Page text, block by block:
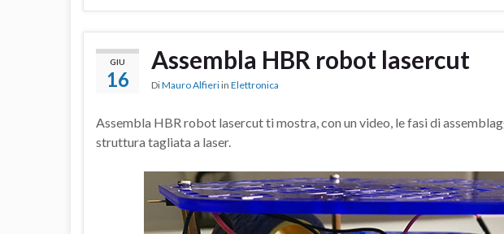
GIU
16
Assembla HBR robot lasercut
DiMauro Alfieri in Elettronica
Assembla HBR robot lasercut ti mostra, con un video, le fasi di
struttura tagliata a laser.